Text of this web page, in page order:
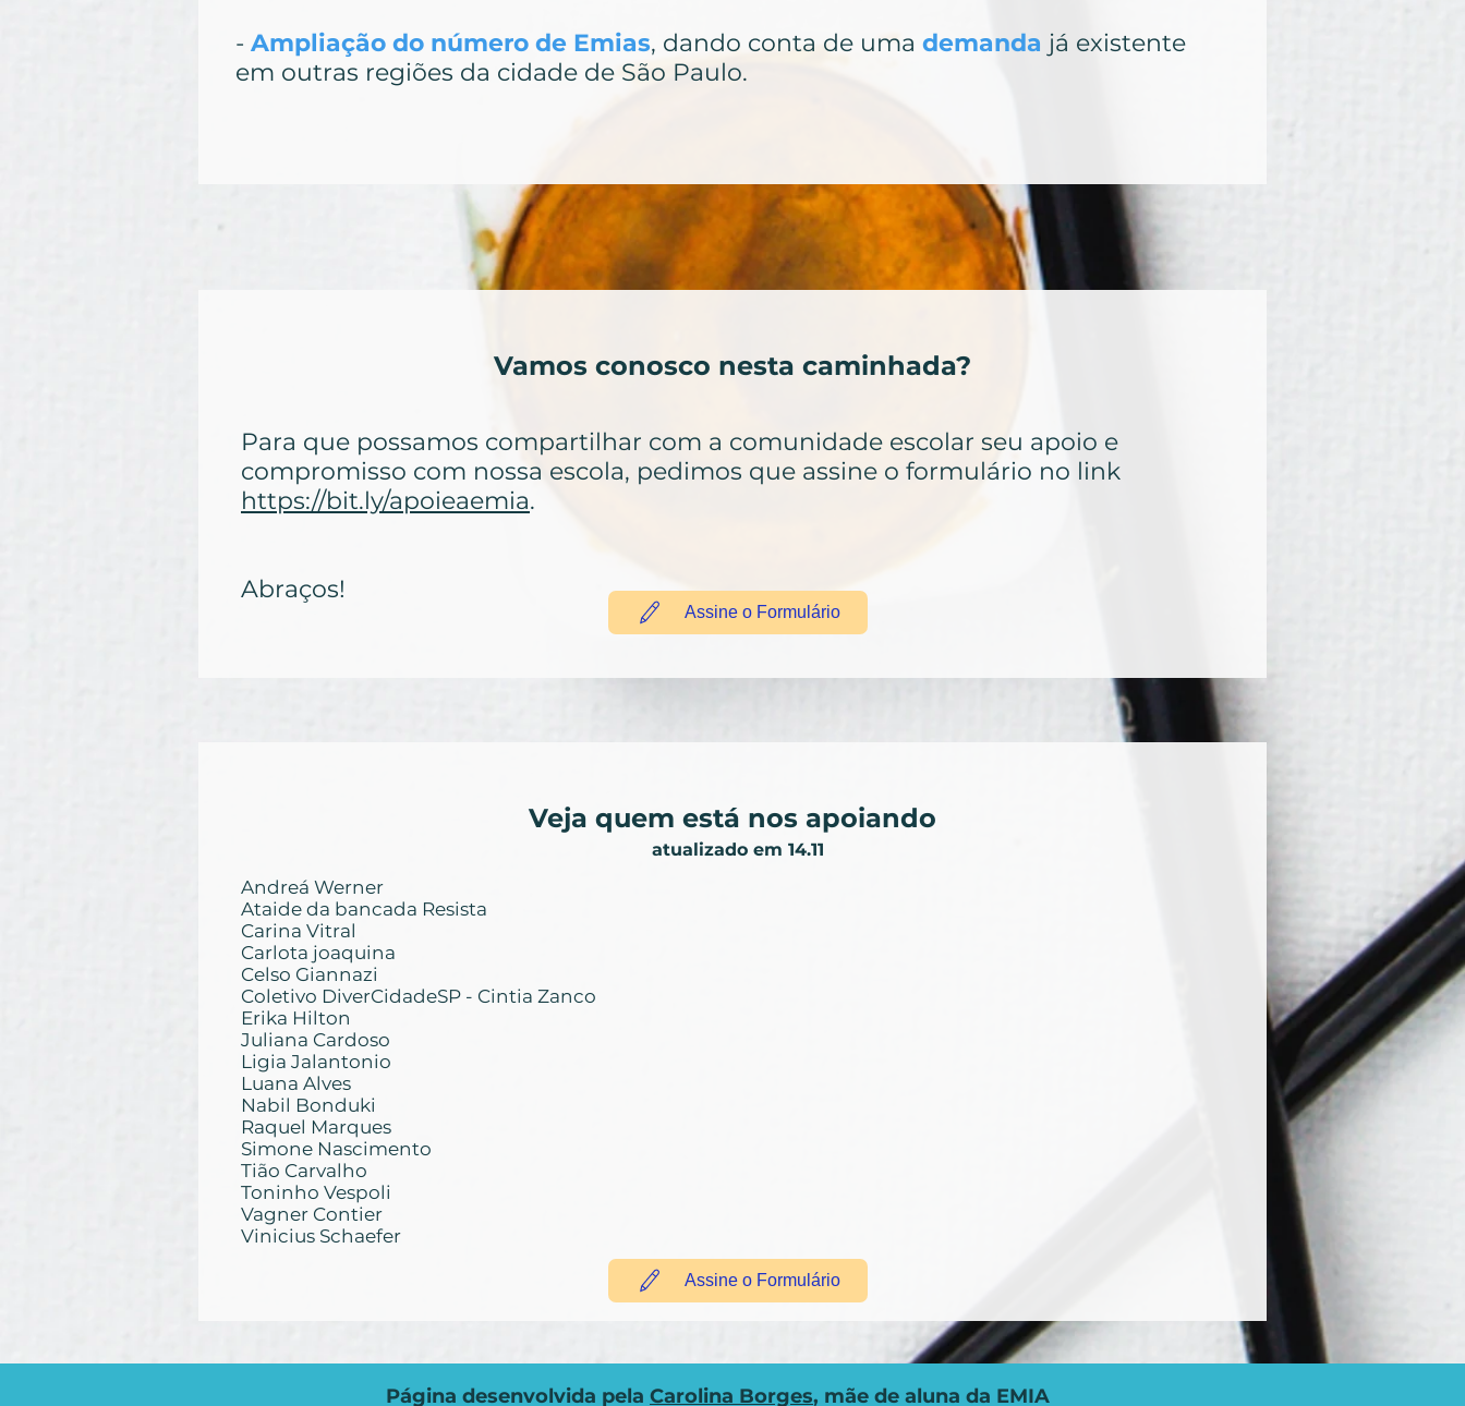
- Ampliação do número de Emias, dando conta de uma demanda já existente
em outras regiões da cidade de São Paulo.
Vamos conosco nesta caminhada?
Para que possamos compartilhar com a comunidade escolar seu apoio e
compromisso com nossa escola, pedimos que assine o formulário no link
https://bit.ly/apoieaemia.
Abraços!
Assine o Formulário
Veja quem está nos apoiando
atualizado em 14.11
Andreá Werner
Ataide da bancada Resista
Carina Vitral
Carlota joaquina
Celso Giannazi
Coletivo DiverCidadeSP - Cintia Zanco
Erika Hilton
Juliana Cardoso
Ligia Jalantonio
Luana Alves
Nabil Bonduki
Raquel Marques
Simone Nascimento
Tião Carvalho
Toninho Vespoli
Vagner Contier
Vinicius Schaefer
Assine o Formulário
Página desenvolvida pela Carolina Borges, mãe de aluna da EMIA